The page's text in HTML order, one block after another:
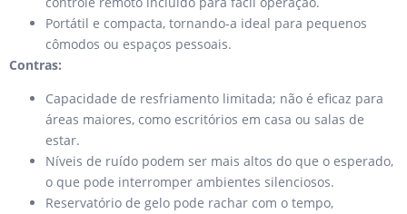
Portátil e compacta, tornando-a ideal para pequenos
cômodos ou espaços pessoais.
Contras:
Capacidade de resfriamento limitada; não é eficaz para
áreas maiores, como escritórios em casa ou salas de
estar.
Níveis de ruído podem ser mais altos do que o esperado,
o que pode interromper ambientes silenciosos.
Reservatório de gelo pode rachar com o tempo,